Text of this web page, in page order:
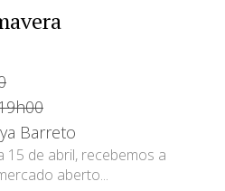
Barreto
de abril, recebemos a
aberto...